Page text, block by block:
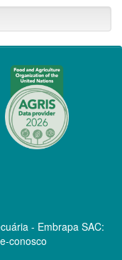
- Embrapa SAC:
conosco